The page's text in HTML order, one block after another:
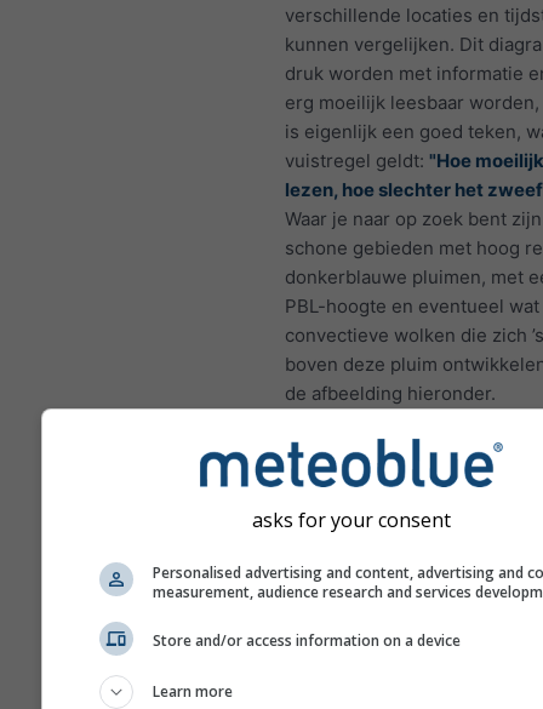
verschillende locaties en
kunnen vergelijken. Dit
druk worden met informatie
erg moeilijk leesbaar worden,
is eigenlijk een goed teken,
vuistregel geldt: "Hoe
lezen, hoe slechter het
Waar je naar op zoek bent
schone gebieden met hoog
donkerblauwe pluimen, met
PBL-hoogte en eventueel
convectieve wolken die zich
boven deze pluim
de afbeelding hieronder.
Dit is een voorbeeld van
asks for your consent
Personalised advertising and content, advertising and
measurement, audience research and services
Store and/or access information on a device
Learn more